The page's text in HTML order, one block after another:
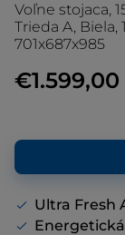
Voľne stojaca,
Trieda A, Biela,
701x687x985
€1.599,00
Ultra Fresh